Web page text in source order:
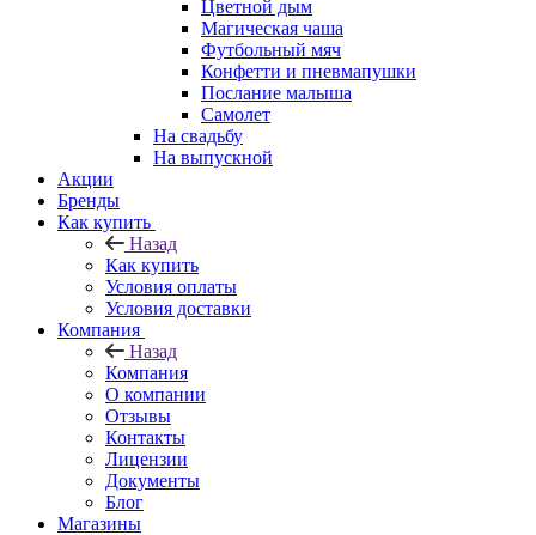
Цветной дым
Магическая чаша
Футбольный мяч
Конфетти и пневмапушки
Послание малыша
Самолет
На свадьбу
На выпускной
Акции
Бренды
Как купить
Назад
Как купить
Условия оплаты
Условия доставки
Компания
Назад
Компания
О компании
Отзывы
Контакты
Лицензии
Документы
Блог
Магазины